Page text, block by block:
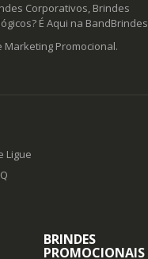
Corporativos, Brindes
É Aqui na BandBrindes
Marketing Promocional.
Ligue
BRINDES
PROMOCIONAIS